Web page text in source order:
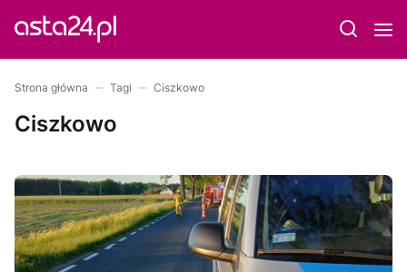
Strona główna Tagi Ciszkowo
Ciszkowo